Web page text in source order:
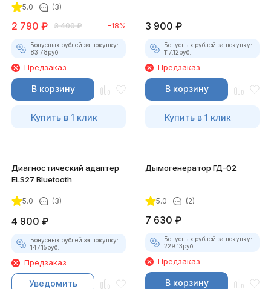
5.0 (3)
2 790 ₽ 3 400 ₽ -18%
Бонусных рублей за покупку:
83.78руб.
Предзаказ
В корзину
Купить в 1 клик
3 900 ₽
Бонусных рублей за покупку:
117.12руб.
Предзаказ
В корзину
Купить в 1 клик
Диагностический адаптер
ELS27 Bluetooth
5.0 (3)
4 900 ₽
Бонусных рублей за покупку:
147.15руб.
Предзаказ
Уведомить
Дымогенератор ГД-02
5.0 (2)
7 630 ₽
Бонусных рублей за покупку:
229.13руб.
Предзаказ
В корзину